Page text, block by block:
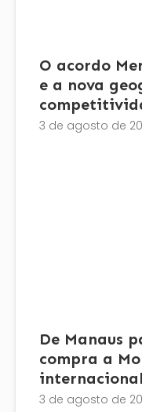
O acordo
e a nova
3 de agosto de
De Manaus
compra a
3 de agosto de